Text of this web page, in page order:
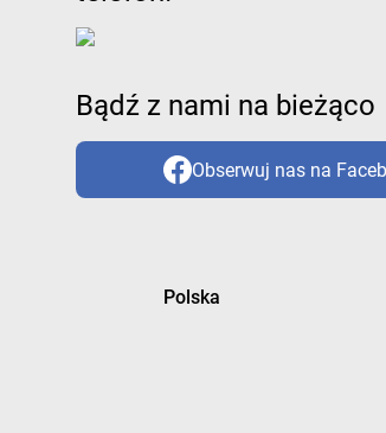
Bądź z nami na bieżąco
Obserwuj nas na
Polska